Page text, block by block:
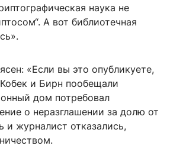
наука не
А вот библиотечная
«Если вы это опубликуете,
и Бирн пообещали
дом потребовал
о неразглашении за долю от
и журналист отказались,